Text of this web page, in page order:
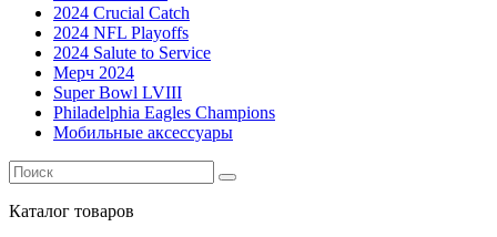
2024 Crucial Catch
2024 NFL Playoffs
2024 Salute to Service
Мерч 2024
Super Bowl LVIII
Philadelphia Eagles Champions
Мобильные аксессуары
Каталог товаров